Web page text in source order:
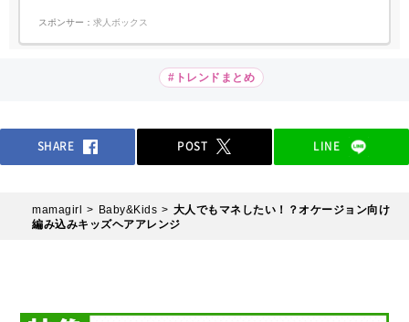
スポンサー： 求人ボックス
#トレンドまとめ
SHARE POST LINE
mamagirl Baby&Kids
大人でもマネしたい！？オケージョン向け
編み込みキッズヘアアレンジ